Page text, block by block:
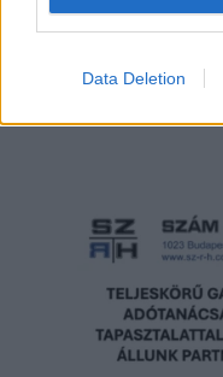
Data Deletion